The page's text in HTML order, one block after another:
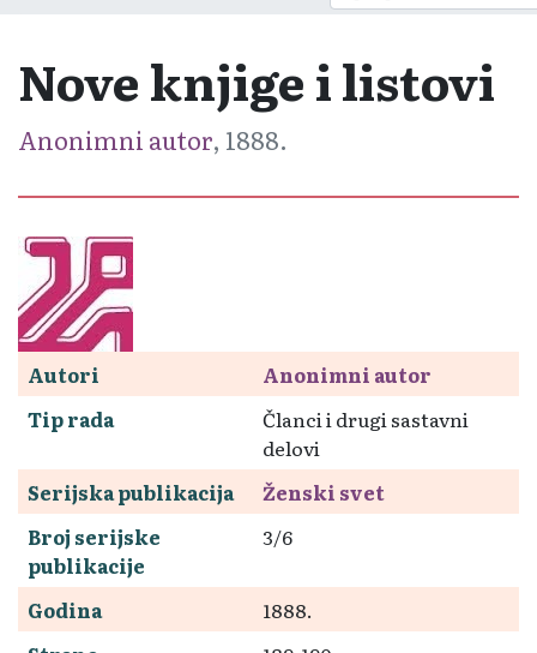
Nove knjige i listovi
Anonimni autor, 1888.
Autori
Anonimni autor
Tip rada
Članci i drugi sastavni
delovi
Serijska publikacija
Ženski svet
Broj serijske
publikacije
3/6
Godina
1888.